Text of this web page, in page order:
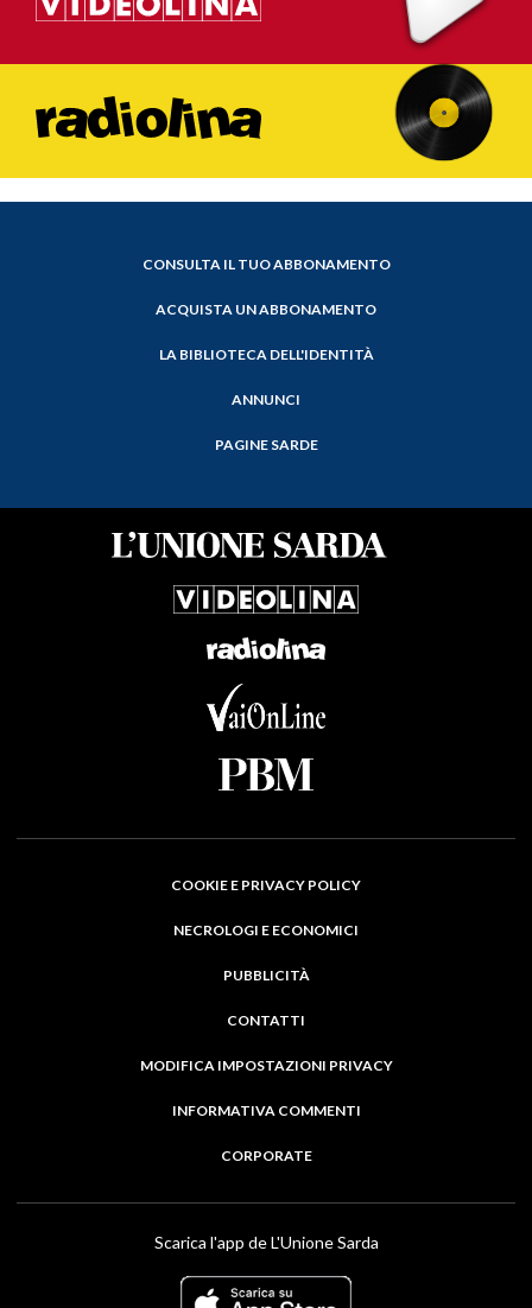
CONSULTA IL TUO ABBONAMENTO
ACQUISTA UN ABBONAMENTO
LA BIBLIOTECA DELL'IDENTITÀ
ANNUNCI
PAGINE SARDE
COOKIE E PRIVACY POLICY
NECROLOGI E ECONOMICI
PUBBLICITÀ
CONTATTI
MODIFICA IMPOSTAZIONI PRIVACY
INFORMATIVA COMMENTI
CORPORATE
Scarica l'app de L'Unione Sarda